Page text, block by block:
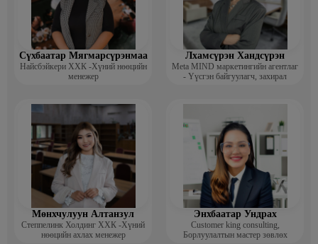
Сүхбаатар Мягмарсүрэнмаа
Найсбэйкери ХХК -Хүний нөөцийн
менежер
Лхамсүрэн Хандсүрэн
Meta MIND маркетингийн агентлаг
- Үүсгэн байгуулагч, захирал
Мөнхчулуун Алтанзул
Степпелинк Холдинг ХХК -Хүний
нөөцийн ахлах менежер
Энхбаатар Ундрах
Customer king consulting,
Борлуулалтын мастер зөвлөх